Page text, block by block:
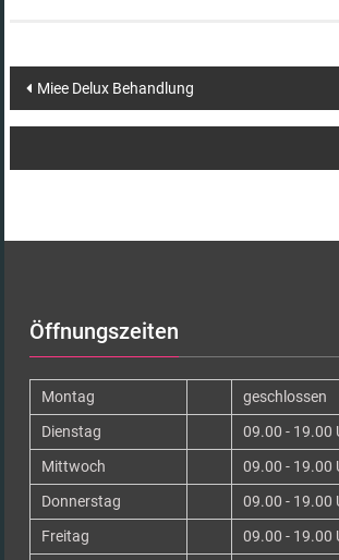
Beitragsnavigation
Miee Delux Behandlung
Öffnungszeiten
Montag
geschlossen
Dienstag
09.00 - 19.00
Mittwoch
09.00 - 19.00
Donnerstag
09.00 - 19.00
Freitag
09.00 - 19.00